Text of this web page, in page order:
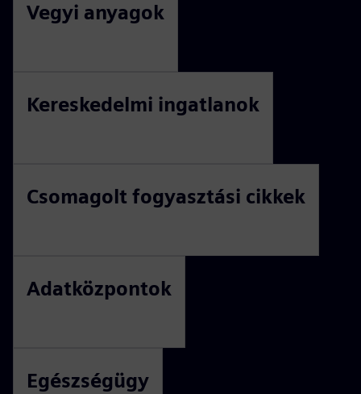
Vegyi anyagok
Kereskedelmi ingatlanok
Csomagolt fogyasztási cikkek
Adatközpontok
Egészségügy